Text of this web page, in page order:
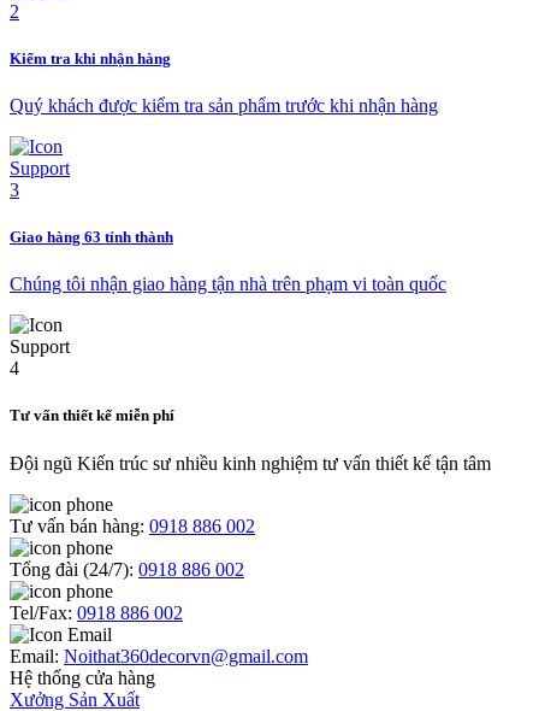
Kiểm tra khi nhận hàng
Quý khách được kiểm tra sản phẩm trước khi nhận hàng
Giao hàng 63 tỉnh thành
Chúng tôi nhận giao hàng tận nhà trên phạm vi toàn quốc
Tư vấn thiết kế miễn phí
Đội ngũ Kiến trúc sư nhiều kinh nghiệm tư vấn thiết kế tận tâm
Tư vấn bán hàng: 0918 886 002
Tổng đài (24/7): 0918 886 002
Tel/Fax: 0918 886 002
Email: Noithat360decorvn@gmail.com
Hệ thống cửa hàng
Xưởng Sản Xuất